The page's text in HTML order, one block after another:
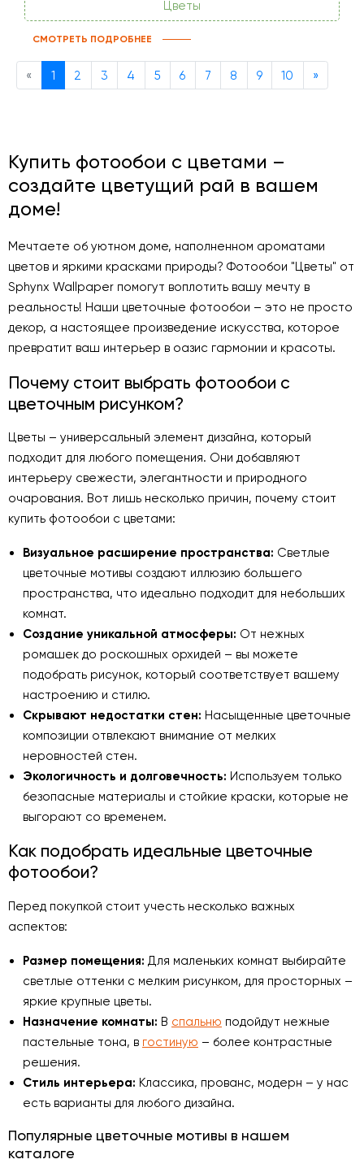
Цветы
СМОТРЕТЬ ПОДРОБНЕЕ
« Previous
1 2 3 4 5 6 7 8 9 10 »Next
Купить фотообои с цветами –
создайте цветущий рай в вашем
доме!
Мечтаете об уютном доме, наполненном ароматами
цветов и яркими красками природы? Фотообои "Цветы" от
Sphynx Wallpaper помогут воплотить вашу мечту в
реальность! Наши цветочные фотообои – это не просто
декор, а настоящее произведение искусства, которое
превратит ваш интерьер в оазис гармонии и красоты.
Почему стоит выбрать фотообои с
цветочным рисунком?
Цветы – универсальный элемент дизайна, который
подходит для любого помещения. Они добавляют
интерьеру свежести, элегантности и природного
очарования. Вот лишь несколько причин, почему стоит
купить фотообои с цветами:
Визуальное расширение пространства: Светлые
цветочные мотивы создают иллюзию большего
пространства, что идеально подходит для небольших
комнат.
Создание уникальной атмосферы: От нежных
ромашек до роскошных орхидей – вы можете
подобрать рисунок, который соответствует вашему
настроению и стилю.
Скрывают недостатки стен: Насыщенные цветочные
композиции отвлекают внимание от мелких
неровностей стен.
Экологичность и долговечность: Используем только
безопасные материалы и стойкие краски, которые не
выгорают со временем.
Как подобрать идеальные цветочные
фотообои?
Перед покупкой стоит учесть несколько важных
аспектов:
Размер помещения: Для маленьких комнат выбирайте
светлые оттенки с мелким рисунком, для просторных –
яркие крупные цветы.
Назначение комнаты: В спальню подойдут нежные
пастельные тона, в гостиную – более контрастные
решения.
Стиль интерьера: Классика, прованс, модерн – у нас
есть варианты для любого дизайна.
Популярные цветочные мотивы в нашем
каталоге